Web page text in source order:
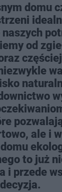
domu
od
ale i
to już
i przede